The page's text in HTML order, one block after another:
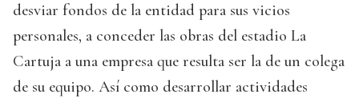
desviar fondos de la entidad para sus vicios
personales, a conceder las obras del estadio La
Cartuja a una empresa que resulta ser la de un colega
de su equipo. Así como desarrollar actividades